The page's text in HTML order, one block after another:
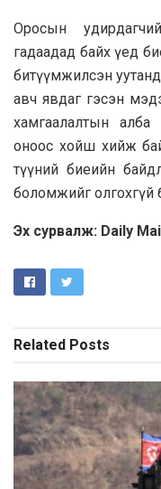
Оросын
гадаадад байх үед
битүүмжилсэн
авч явдаг гэсэн
хамгаалалтын
оноос хойш хийж
түүний биеийн
боломжийг олгохгүй
Эх сурвалж: Daily
Related Posts